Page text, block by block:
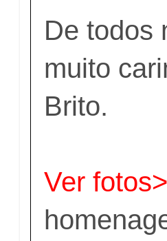
De todos
muito
Brito.
Ver fotos>